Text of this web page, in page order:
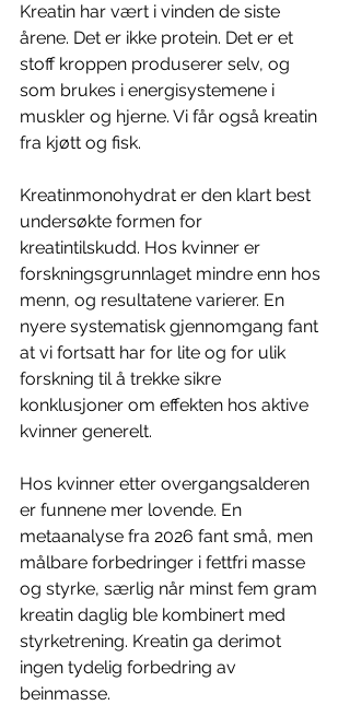
Kreatin har vært i vinden de siste
årene. Det er ikke protein. Det er et
stoff kroppen produserer selv, og
som brukes i energisystemene i
muskler og hjerne. Vi får også kreatin
fra kjøtt og fisk.
Kreatinmonohydrat er den klart best
undersøkte formen for
kreatintilskudd. Hos kvinner er
forskningsgrunnlaget mindre enn hos
menn, og resultatene varierer. En
nyere systematisk gjennomgang fant
at vi fortsatt har for lite og for ulik
forskning til å trekke sikre
konklusjoner om effekten hos aktive
kvinner generelt.
Hos kvinner etter overgangsalderen
er funnene mer lovende. En
metaanalyse fra 2026 fant små, men
målbare forbedringer i fettfri masse
og styrke, særlig når minst fem gram
kreatin daglig ble kombinert med
styrketrening. Kreatin ga derimot
ingen tydelig forbedring av
beinmasse.